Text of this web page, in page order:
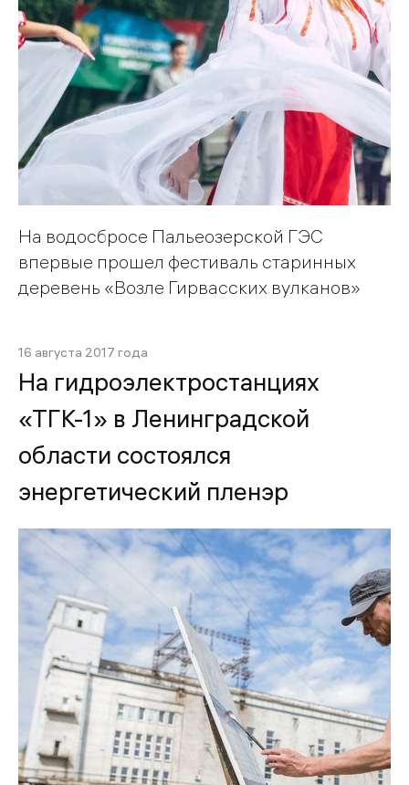
На водосбросе Пальеозерской ГЭС
впервые прошел фестиваль старинных
деревень «Возле Гирвасских вулканов»
16 августа 2017 года
На гидроэлектростанциях
«ТГК-1» в Ленинградской
области состоялся
энергетический пленэр